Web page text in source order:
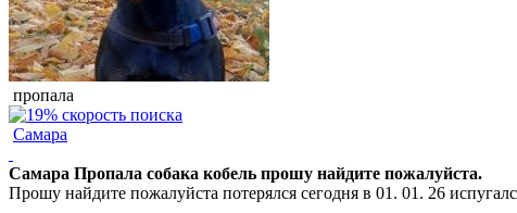
пропала
Самара
Самара Пропала собака кобель прошу найдите пожалуйста.
Прошу найдите пожалуйста потерялся сегодня в 01. 01. 26